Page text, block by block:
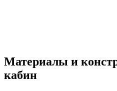
Материалы и
кабин